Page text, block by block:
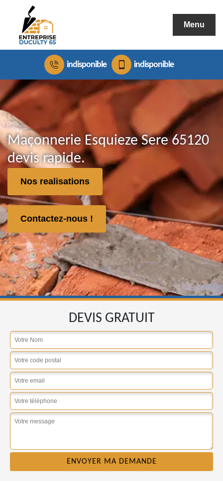
Menu
indisponible indisponible
Maçonnerie Esquieze Sere 65120
devis rapide.
Nos realisations
Contactez-nous !
DEVIS GRATUIT